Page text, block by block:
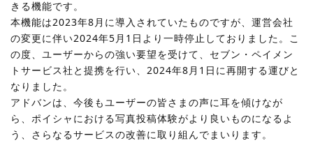
きる機能です。
本機能は2023年8月に導入されていたものですが、運営会社
の変更に伴い2024年5月1日より一時停止しておりました。こ
の度、ユーザーからの強い要望を受けて、セブン・ペイメン
トサービス社と提携を行い、2024年8月1日に再開する運びと
なりました。
アドバンは、今後もユーザーの皆さまの声に耳を傾けなが
ら、ポイシャにおける写真投稿体験がより良いものになるよ
う、さらなるサービスの改善に取り組んでまいります。